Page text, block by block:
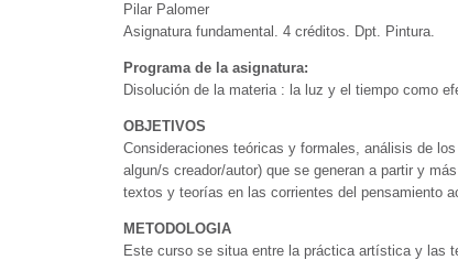
Pilar Palomer
Asignatura fundamental. 4 créditos. Dpt. Pintura.
Programa de la asignatura:
Disolución de la materia : la luz y el tiempo como
OBJETIVOS
Consideraciones teóricas y formales, análisis de
algun/s creador/autor) que se generan a partir y
textos y teorías en las corrientes del pensamiento
METODOLOGIA
Este curso se situa entre la práctica artística y las